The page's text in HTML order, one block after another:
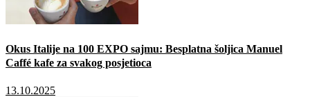
Okus Italije na 100 EXPO sajmu: Besplatna šoljica Manuel
Caffé kafe za svakog posjetioca
13.10.2025